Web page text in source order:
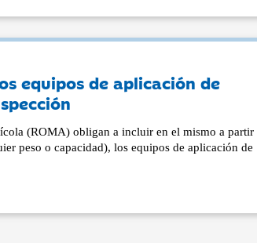
equipos de aplicación de
(ROMA) obligan a incluir en el mismo a partir
peso o capacidad), los equipos de aplicación de